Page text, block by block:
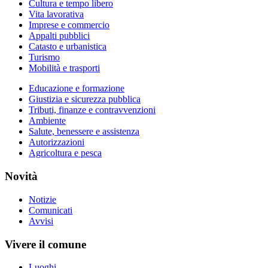
Cultura e tempo libero
Vita lavorativa
Imprese e commercio
Appalti pubblici
Catasto e urbanistica
Turismo
Mobilità e trasporti
Educazione e formazione
Giustizia e sicurezza pubblica
Tributi, finanze e contravvenzioni
Ambiente
Salute, benessere e assistenza
Autorizzazioni
Agricoltura e pesca
Novità
Notizie
Comunicati
Avvisi
Vivere il comune